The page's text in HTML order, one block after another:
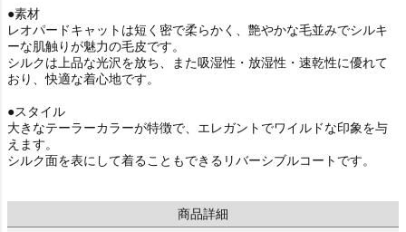
●素材
レオパードキャットは短く密で柔らかく、艶やかな毛並みでシルキ
ーな肌触りが魅力の毛皮です。
シルクは上品な光沢を放ち、また吸湿性・放湿性・速乾性に優れて
おり、快適な着心地です。
●スタイル
大きなテーラーカラーが特徴で、エレガントでワイルドな印象を与
えます。
シルク面を表にして着ることもできるリバーシブルコートです。
商品詳細